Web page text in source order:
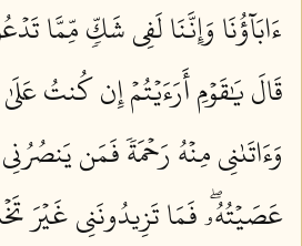
ءَابَآؤُنَا وَإِنَّنَا لَفِي شَكّٖ مِّمَّا
قَالَ يَٰقَوۡمِ أَرَءَيۡتُمۡ إِن كُنتُ
وَءَاتَىٰنِي مِنۡهُ رَحۡمَةٗ فَمَن
عَصَيۡتُهُۥۖ فَمَا تَزِيدُونَنِي غَيۡرَ